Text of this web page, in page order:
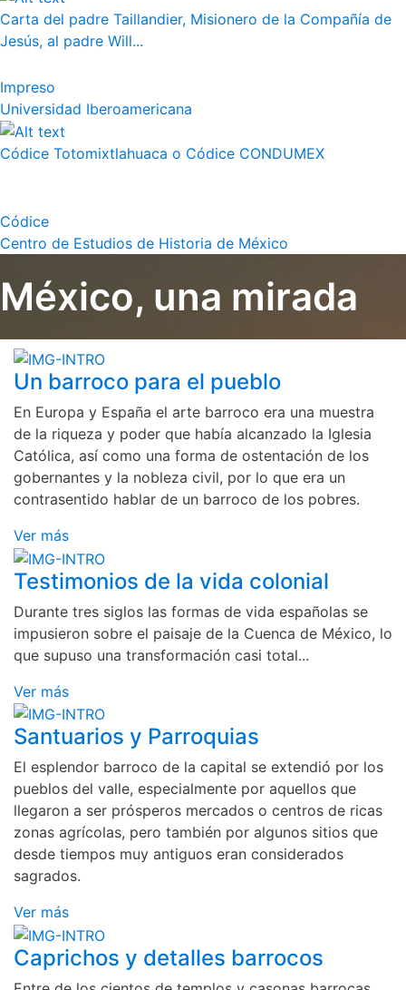
Carta del padre Taillandier, Misionero de la Compañía de
Jesús, al padre Will...
Impreso
Universidad Iberoamericana
Códice Totomixtlahuaca o Códice CONDUMEX
Códice
Centro de Estudios de Historia de México
México, una mirada
Un barroco para el pueblo
En Europa y España el arte barroco era una muestra
de la riqueza y poder que había alcanzado la Iglesia
Católica, así como una forma de ostentación de los
gobernantes y la nobleza civil, por lo que era un
contrasentido hablar de un barroco de los pobres.
Ver más
Testimonios de la vida colonial
Durante tres siglos las formas de vida españolas se
impusieron sobre el paisaje de la Cuenca de México, lo
que supuso una transformación casi total...
Ver más
Santuarios y Parroquias
El esplendor barroco de la capital se extendió por los
pueblos del valle, especialmente por aquellos que
llegaron a ser prósperos mercados o centros de ricas
zonas agrícolas, pero también por algunos sitios que
desde tiempos muy antiguos eran considerados
sagrados.
Ver más
Caprichos y detalles barrocos